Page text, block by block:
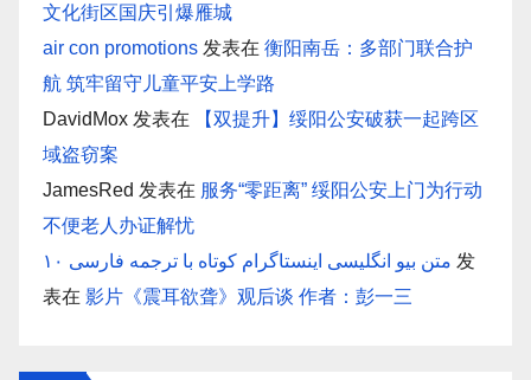
文化街区国庆引爆雁城
air con promotions 发表在 衡阳南岳：多部门联合护
航 筑牢留守儿童平安上学路
DavidMox 发表在
【双提升】绥阳公安破获一起跨区
域盗窃案
JamesRed 发表在 服务“零距离” 绥阳公安上门为行动
不便老人办证解忧
۱۰ متن بیو انگلیسی اینستاگرام کوتاه با ترجمه فارسی 发
表在 影片《震耳欲聋》观后谈 作者：彭一三